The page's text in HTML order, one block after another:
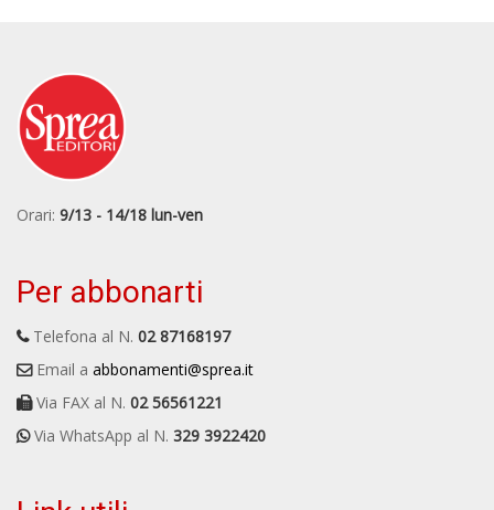
Orari: 9/13 - 14/18 lun-ven
Per abbonarti
Telefona al N. 02 87168197
Email a abbonamenti@sprea.it
Via FAX al N. 02 56561221
Via WhatsApp al N. 329 3922420